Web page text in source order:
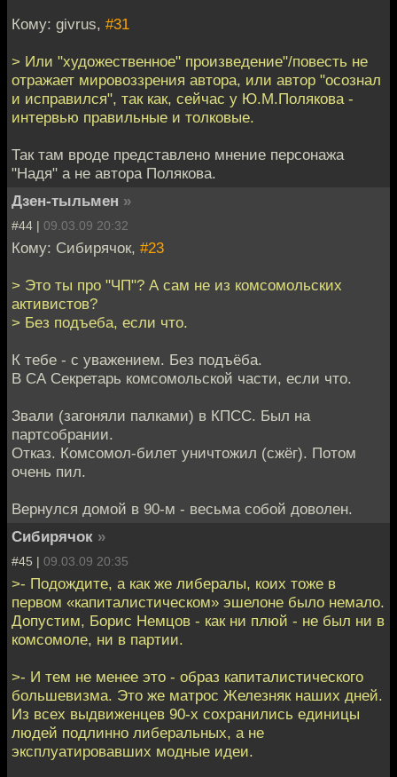
Кому: givrus, #31
> Или "художественное" произведение"/повесть не
отражает мировоззрения автора, или автор "осознал
и исправился", так как, сейчас у Ю.М.Полякова -
интервью правильные и толковые.
Так там вроде представлено мнение персонажа
"Надя" а не автора Полякова.
Дзен-тыльмен »
#44 | 09.03.09 20:32
Кому: Сибирячок, #23
> Это ты про "ЧП"? А сам не из комсомольских
активистов?
> Без подъеба, если что.
К тебе - с уважением. Без подъёба.
В СА Секретарь комсомольской части, если что.
Звали (загоняли палками) в КПСС. Был на
партсобрании.
Отказ. Комсомол-билет уничтожил (сжёг). Потом
очень пил.
Вернулся домой в 90-м - весьма собой доволен.
Сибирячок »
#45 | 09.03.09 20:35
>- Подождите, а как же либералы, коих тоже в
первом «капиталистическом» эшелоне было немало.
Допустим, Борис Немцов - как ни плюй - не был ни в
комсомоле, ни в партии.
>- И тем не менее это - образ капиталистического
большевизма. Это же матрос Железняк наших дней.
Из всех выдвиженцев 90-х сохранились единицы
людей подлинно либеральных, а не
эксплуатировавших модные идеи.